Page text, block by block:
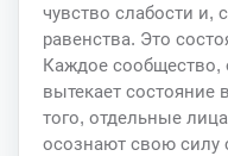
чувство слабости и,
равенства. Это
Каждое сообщество,
вытекает
того, отдельные
осознают свою силу